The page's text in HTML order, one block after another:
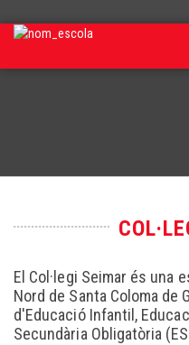
El Col·legi Seimar és una
Nord de Santa Coloma de
d'Educació Infantil,
Secundària Obligatòria